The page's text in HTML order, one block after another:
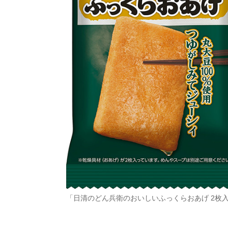
「日清のどん兵衛のおいしいふっくらおあげ 2枚